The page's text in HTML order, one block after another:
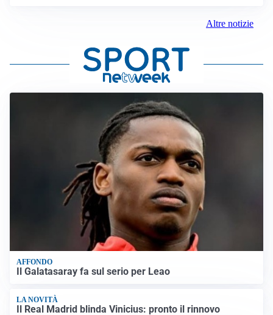
Altre notizie
AFFONDO
Il Galatasaray fa sul serio per Leao
LA NOVITÀ
Il Real Madrid blinda Vinicius: pronto il rinnovo